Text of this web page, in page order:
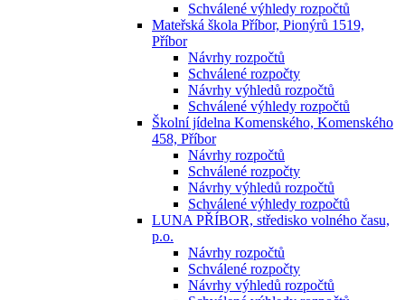
Schválené výhledy rozpočtů
Mateřská škola Příbor, Pionýrů 1519,
Příbor
Návrhy rozpočtů
Schválené rozpočty
Návrhy výhledů rozpočtů
Schválené výhledy rozpočtů
Školní jídelna Komenského, Komenského
458, Příbor
Návrhy rozpočtů
Schválené rozpočty
Návrhy výhledů rozpočtů
Schválené výhledy rozpočtů
LUNA PŘÍBOR, středisko volného času,
p.o.
Návrhy rozpočtů
Schválené rozpočty
Návrhy výhledů rozpočtů